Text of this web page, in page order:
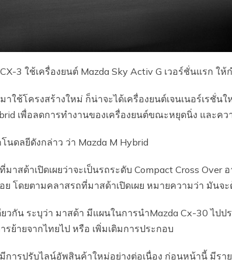
3 ใช้เครื่องยนต์ Mazda Sky Activ G เวอร์ชั่นแรก ใ
าใช้โครงสร้างใหม่ ก็น่าจะได้เครื่องยนต์เจนเนอร์เรชั่น
เพื่อลดการทำงานของเครื่องยนต์ขณะหยุดนิ่ง และคว
นดลยีดังกล่าว ว่า Mazda M Hybrid
าสด้าเปิดเผยว่าจะเป็นรถระดับ Compact Cross
ย โดยตามคลาสรถที่มาสด้าเปิดเผย หมายความว่า มันจ
ยวกัน ระบุว่า มาสด้า มีแผนในการนำMazda Cx-30 ไป
รย้ายจากไทยไป หรือ เพิ่มเติมการประกอบ
การปรับไลน์อัพสินค้าใหม่อย่างต่อเนื่อง ก่อนหน้านี้ มีรา